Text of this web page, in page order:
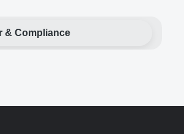
& Compliance